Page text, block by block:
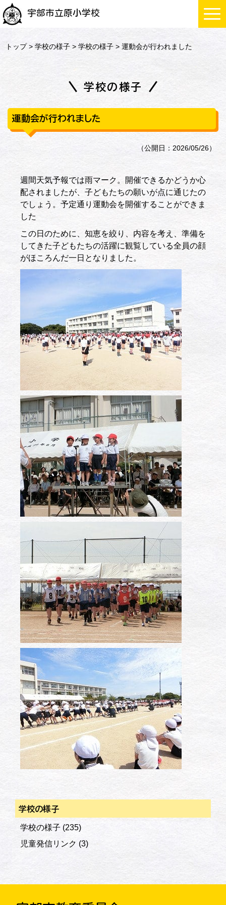
宇部市立原小学校
トップ>学校の様子 >学校の様子 > 運動会が行われました
学校の様子
運動会が行われました
（公開日：2026/05/26）
週間天気予報では雨マーク。開催できるかどうか心
配されましたが、子どもたちの願いが点に通じたの
でしょう。予定通り運動会を開催することができま
した
この日のために、知恵を絞り、内容を考え、準備を
してきた子どもたちの活躍に観覧している全員の顔
がほころんだ一日となりました。
学校の様子
学校の様子 (235)
児童発信リンク (3)